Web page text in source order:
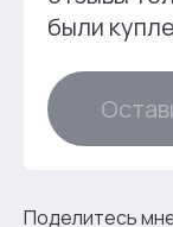
были
Поделитесь